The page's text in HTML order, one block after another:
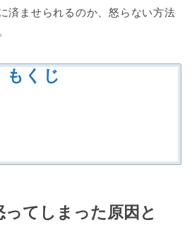
済ませられるのか、怒らない方法
もくじ
てしまった原因と